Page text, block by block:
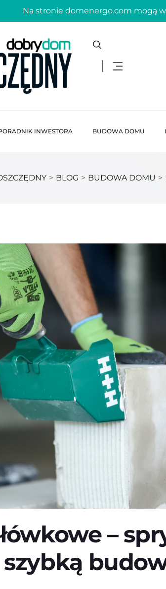
Na stronie domenergo.com mogą
INWESTORA BUDOWA DOMU
> BLOG > BUDOWA DOMU >
–